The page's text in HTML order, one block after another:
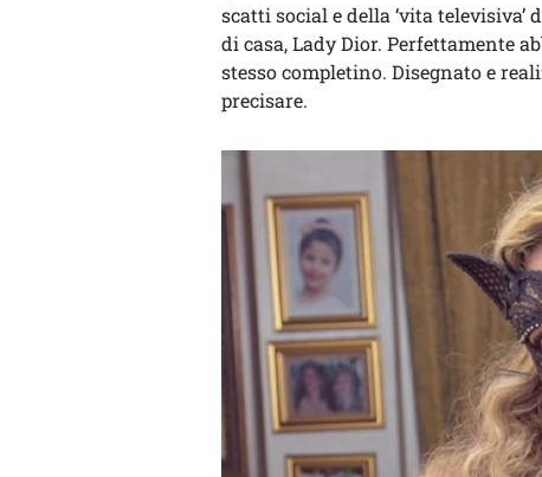
scatti social e della ‘vita
di casa, Lady Dior. Perfettamente
stesso completino. Disegnato e
precisare.